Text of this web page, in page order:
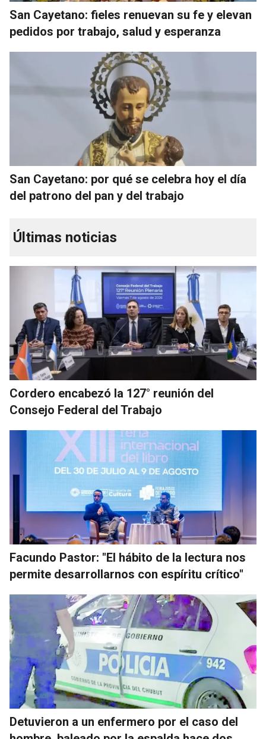
San Cayetano: fieles renuevan su fe y elevan
pedidos por trabajo, salud y esperanza
San Cayetano: por qué se celebra hoy el día
del patrono del pan y del trabajo
Últimas noticias
Cordero encabezó la 127° reunión del
Consejo Federal del Trabajo
Facundo Pastor: "El hábito de la lectura nos
permite desarrollarnos con espíritu crítico"
Detuvieron a un enfermero por el caso del